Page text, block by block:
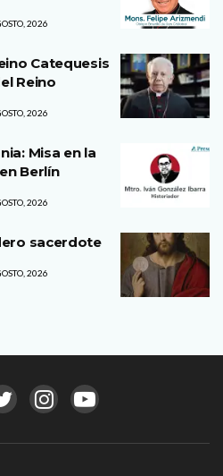
2026
Catequesis
Reino
2026
Misa en la
Berlín
2026
sacerdote
2026